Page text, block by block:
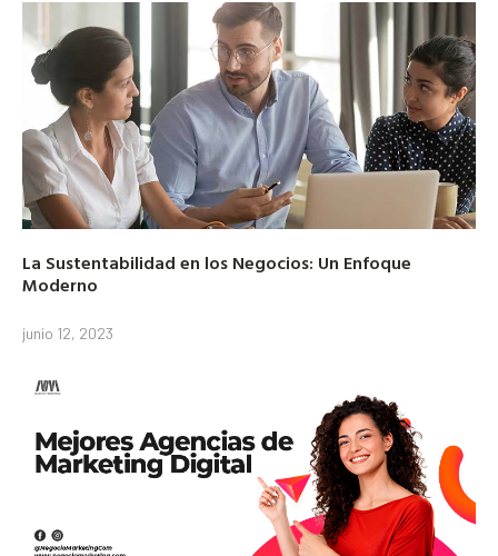
La Sustentabilidad en los Negocios: Un Enfoque
Moderno
junio 12, 2023